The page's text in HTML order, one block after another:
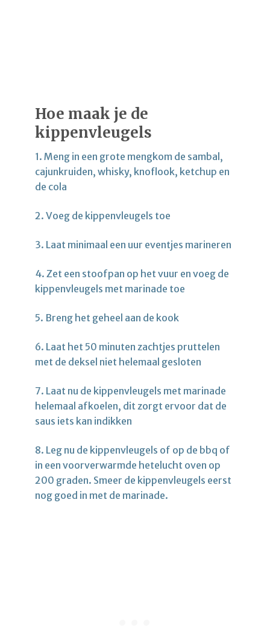
Hoe maak je de
kippenvleugels
1. Meng in een grote mengkom de sambal,
cajunkruiden, whisky, knoflook, ketchup en
de cola
2. Voeg de kippenvleugels toe
3. Laat minimaal een uur eventjes marineren
4. Zet een stoofpan op het vuur en voeg de
kippenvleugels met marinade toe
5. Breng het geheel aan de kook
6. Laat het 50 minuten zachtjes pruttelen
met de deksel niet helemaal gesloten
7. Laat nu de kippenvleugels met marinade
helemaal afkoelen, dit zorgt ervoor dat de
saus iets kan indikken
8. Leg nu de kippenvleugels of op de bbq of
in een voorverwarmde hetelucht oven op
200 graden. Smeer de kippenvleugels eerst
nog goed in met de marinade.